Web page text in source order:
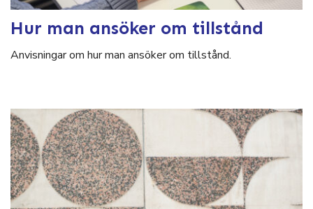
Hur man ansöker om tillstånd
Anvisningar om hur man ansöker om tillstånd.